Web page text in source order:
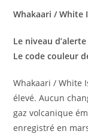
Whakaari / White
Le niveau
Le code couleur
Whakaari / White
élevé. Aucun
gaz volcanique
enregistré en